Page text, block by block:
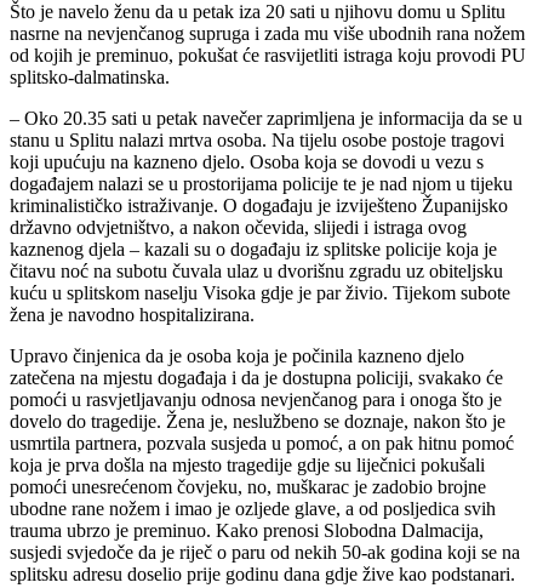
Što je navelo ženu da u petak iza 20 sati u njihovu domu u Splitu
nasrne na nevjenčanog supruga i zada mu više ubodnih rana nožem
od kojih je preminuo, pokušat će rasvijetliti istraga koju provodi PU
splitsko-dalmatinska.
– Oko 20.35 sati u petak navečer zaprimljena je informacija da se u
stanu u Splitu nalazi mrtva osoba. Na tijelu osobe postoje tragovi
koji upućuju na kazneno djelo. Osoba koja se dovodi u vezu s
događajem nalazi se u prostorijama policije te je nad njom u tijeku
kriminalističko istraživanje. O događaju je izviješteno Županijsko
državno odvjetništvo, a nakon očevida, slijedi i istraga ovog
kaznenog djela – kazali su o događaju iz splitske policije koja je
čitavu noć na subotu čuvala ulaz u dvorišnu zgradu uz obiteljsku
kuću u splitskom naselju Visoka gdje je par živio. Tijekom subote
žena je navodno hospitalizirana.
Upravo činjenica da je osoba koja je počinila kazneno djelo
zatečena na mjestu događaja i da je dostupna policiji, svakako će
pomoći u rasvjetljavanju odnosa nevjenčanog para i onoga što je
dovelo do tragedije. Žena je, neslužbeno se doznaje, nakon što je
usmrtila partnera, pozvala susjeda u pomoć, a on pak hitnu pomoć
koja je prva došla na mjesto tragedije gdje su liječnici pokušali
pomoći unesrećenom čovjeku, no, muškarac je zadobio brojne
ubodne rane nožem i imao je ozljede glave, a od posljedica svih
trauma ubrzo je preminuo. Kako prenosi Slobodna Dalmacija,
susjedi svjedoče da je riječ o paru od nekih 50-ak godina koji se na
splitsku adresu doselio prije godinu dana gdje žive kao podstanari.